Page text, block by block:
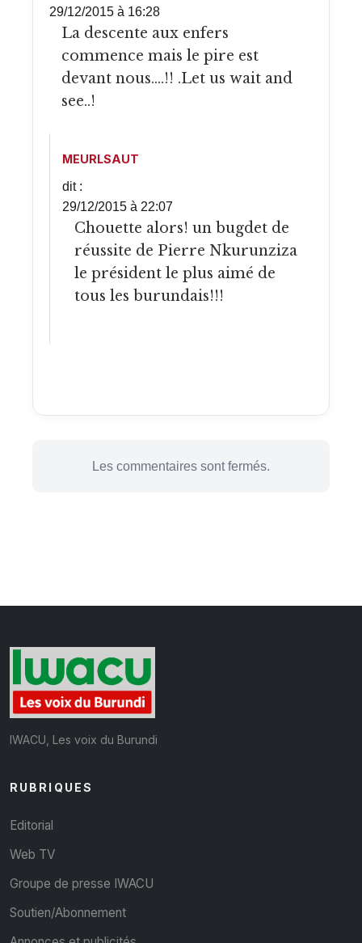
29/12/2015 à 16:28
La descente aux enfers
commence mais le pire est
devant nous….!! .Let us wait and
see..!
MEURLSAUT
dit :
29/12/2015 à 22:07
Chouette alors! un bugdet de
réussite de Pierre Nkurunziza
le président le plus aimé de
tous les burundais!!!
Les commentaires sont fermés.
IWACU, Les voix du Burundi
RUBRIQUES
Editorial
Web TV
Groupe de presse IWACU
Soutien/Abonnement